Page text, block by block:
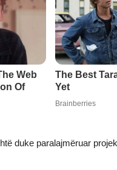
duke paralajmëruar